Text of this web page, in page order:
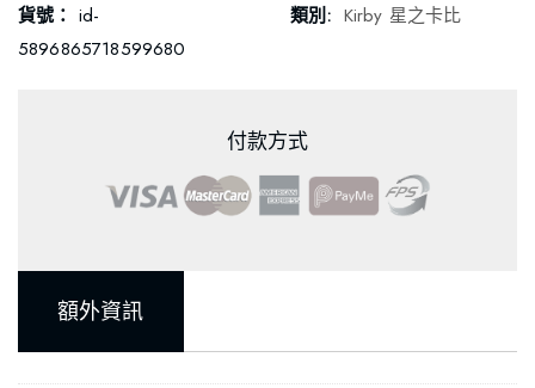
貨號： id-
5896865718599680
類別: Kirby 星之卡比
付款方式
額外資訊